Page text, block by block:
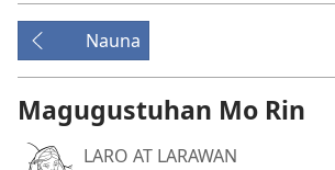
Nauna
Magugustuhan Mo Rin
LARO AT LARAWAN